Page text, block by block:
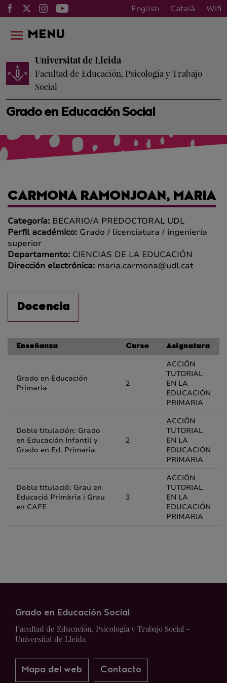
English Català Wifi
Grado en Educación Social
Universitat de Lleida
Facultad de Educación, Psicología y Trabajo
Social
MENU
CARMONA RAMONJOAN, MARIA
Categoría: BECARIO/A PREDOCTORAL UDL
Perfil académico: Grado / licenciatura / ingeniería
superior
Departamento: CIENCIAS DE LA EDUCACIÓN
Dirección electrónica: maria.carmona@udl.cat
Docencia
Enseñanza Curso Asignatura
Grado en Educación
Primaria
2
ACCIÓN
TUTORIAL
EN LA
EDUCACIÓN
PRIMARIA
Doble titulación: Grado
en Educación Infantil y
Grado en Ed. Primaria
2
ACCIÓN
TUTORIAL
EN LA
EDUCACIÓN
PRIMARIA
Doble titulació: Grau en
Educació Primària i Grau
en CAFE
3
ACCIÓN
TUTORIAL
EN LA
EDUCACIÓN
PRIMARIA
Grado en Educación Social
Facultad de Educación, Psicología y Trabajo Social -
Universitat de Lleida
Mapa del web Contacto